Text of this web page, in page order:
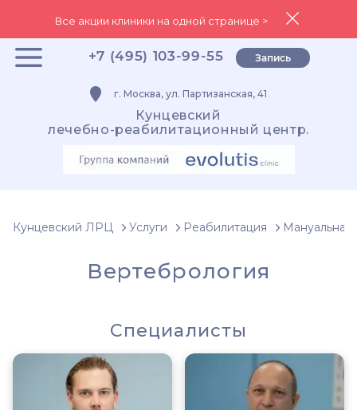
Все акции клиники на одной странице >
+7 (495) 103-99-55 Запись
г. Москва, ул. Партизанская, 41
Кунцевский
лечебно-реабилитационный центр.
Кунцевский ЛРЦ Услуги Реабилитация Мануальная
Вертебрология
Специалисты